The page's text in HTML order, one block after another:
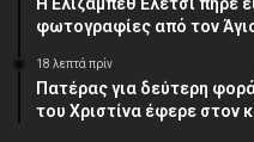
Η Ελίζαμπεθ Ελέτσι πήρε
φωτογραφίες από τον
18 λεπτά πρίν
Πατέρας για δεύτερη
του Χριστίνα έφερε στον